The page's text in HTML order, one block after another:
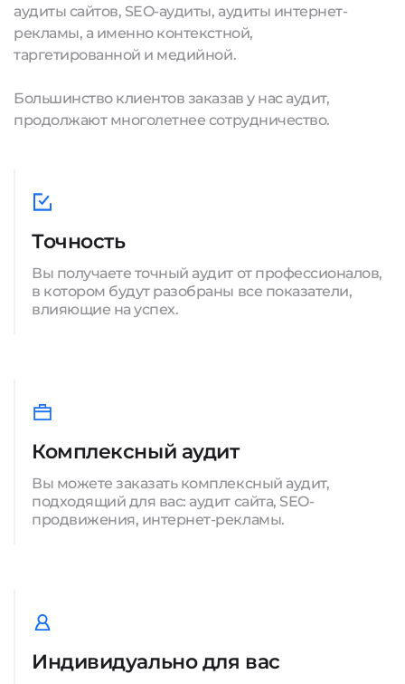
аудиты сайтов, SEO-аудиты, аудиты интернет-
рекламы, а именно контекстной,
таргетированной и медийной.
Большинство клиентов заказав у нас аудит,
продолжают многолетнее сотрудничество.
Точность
Вы получаете точный аудит от профессионалов,
в котором будут разобраны все показатели,
влияющие на успех.
Комплексный аудит
Вы можете заказать комплексный аудит,
подходящий для вас: аудит сайта, SEO-
продвижения, интернет-рекламы.
Индивидуально для вас